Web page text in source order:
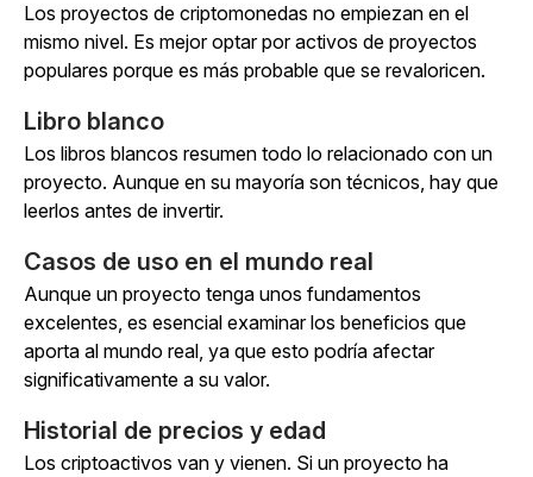
Los proyectos de criptomonedas no empiezan en el
mismo nivel. Es mejor optar por activos de proyectos
populares porque es más probable que se revaloricen.
Libro blanco
Los libros blancos resumen todo lo relacionado con un
proyecto. Aunque en su mayoría son técnicos, hay que
leerlos antes de invertir.
Casos de uso en el mundo real
Aunque un proyecto tenga unos fundamentos
excelentes, es esencial examinar los beneficios que
aporta al mundo real, ya que esto podría afectar
significativamente a su valor.
Historial de precios y edad
Los criptoactivos van y vienen. Si un proyecto ha